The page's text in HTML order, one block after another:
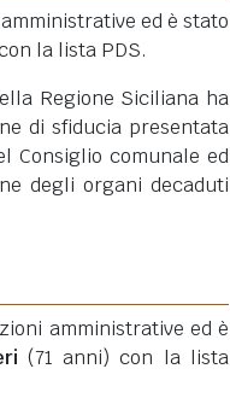
ed è stato
la lista PDS.
Regione Siciliana ha
di sfiducia presentata
Consiglio comunale ed
degli organi decaduti
amministrative ed è
(71 anni) con la lista